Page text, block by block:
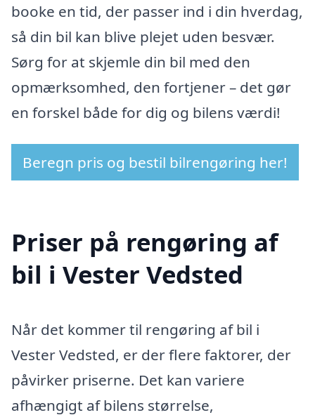
booke en tid, der passer ind i din hverdag,
så din bil kan blive plejet uden besvær.
Sørg for at skjemle din bil med den
opmærksomhed, den fortjener – det gør
en forskel både for dig og bilens værdi!
Beregn pris og bestil bilrengøring her!
Priser på rengøring af
bil i Vester Vedsted
Når det kommer til rengøring af bil i
Vester Vedsted, er der flere faktorer, der
påvirker priserne. Det kan variere
afhængigt af bilens størrelse,